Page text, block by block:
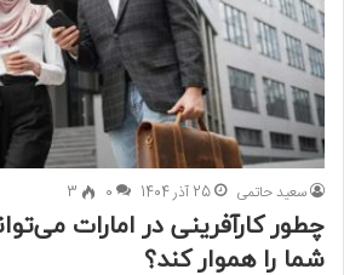
سعید حاتمی 25 آذر 1404 0
3
چطور کارآفرینی در امارات
شما را هموار کند؟